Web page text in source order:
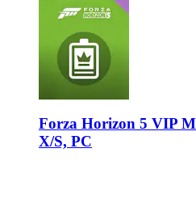
Forza Horizon 5 VIP
X/S, PC